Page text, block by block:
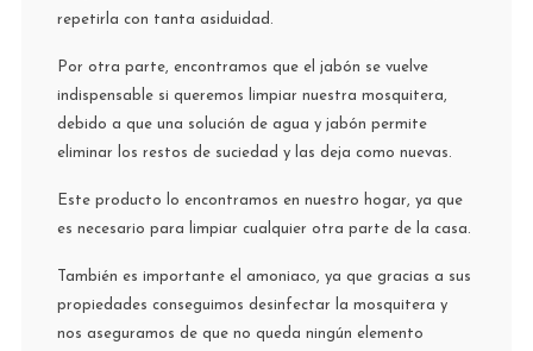
repetirla con tanta asiduidad.
Por otra parte, encontramos que el jabón se vuelve
indispensable si queremos limpiar nuestra mosquitera,
debido a que una solución de agua y jabón permite
eliminar los restos de suciedad y las deja como nuevas.
Este producto lo encontramos en nuestro hogar, ya que
es necesario para limpiar cualquier otra parte de la casa.
También es importante el amoniaco, ya que gracias a sus
propiedades conseguimos desinfectar la mosquitera y
nos aseguramos de que no queda ningún elemento